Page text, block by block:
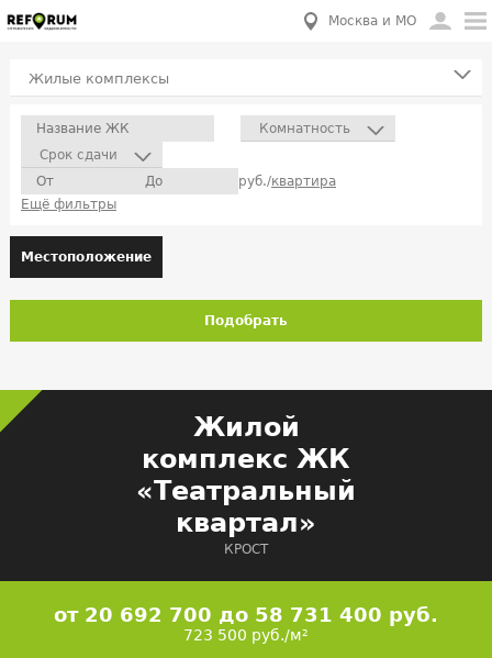
Москва и МО
Жилые комплексы
Комнатность
Срок сдачи
руб./квартира
Ещё фильтры
Местоположение
Подобрать
Жилой
комплекс ЖК
«Театральный
квартал»
КРОСТ
от 20 692 700 до 58 731 400 руб.
723 500 руб./м²